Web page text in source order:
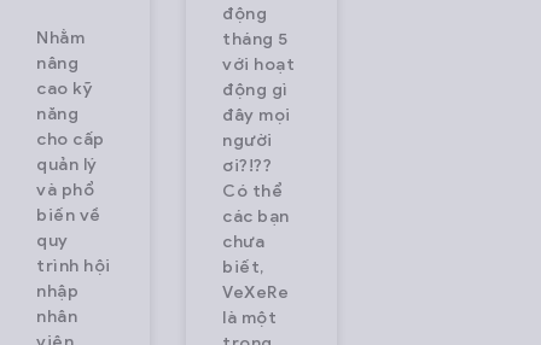
Nhằm
nâng
cao kỹ
năng
cho cấp
quản lý
và phổ
biến về
quy
trình hội
nhập
nhân
động
tháng 5
với hoạt
động gì
đây mọi
người
ơi?!??
Có thể
các bạn
chưa
biết,
VeXeRe
là một